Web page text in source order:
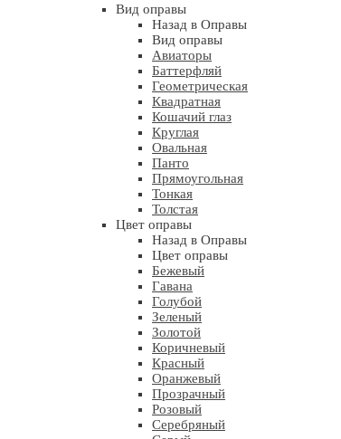
Вид оправы
Назад в Оправы
Вид оправы
Авиаторы
Баттерфляй
Геометрическая
Квадратная
Кошачий глаз
Круглая
Овальная
Панто
Прямоугольная
Тонкая
Толстая
Цвет оправы
Назад в Оправы
Цвет оправы
Бежевый
Гавана
Голубой
Зеленый
Золотой
Коричневый
Красный
Оранжевый
Прозрачный
Розовый
Серебряный